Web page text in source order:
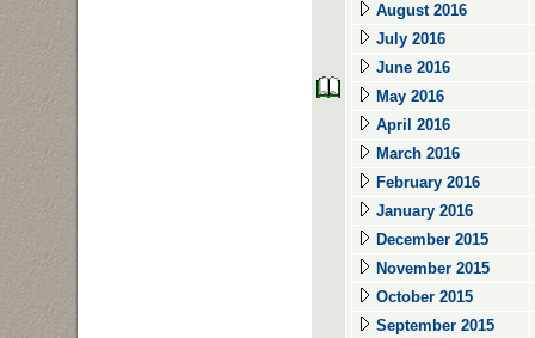
August 2016
July 2016
June 2016
May 2016
April 2016
March 2016
February 2016
January 2016
December 2015
November 2015
October 2015
September 2015